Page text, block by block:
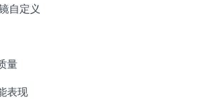
自定义
量
表现